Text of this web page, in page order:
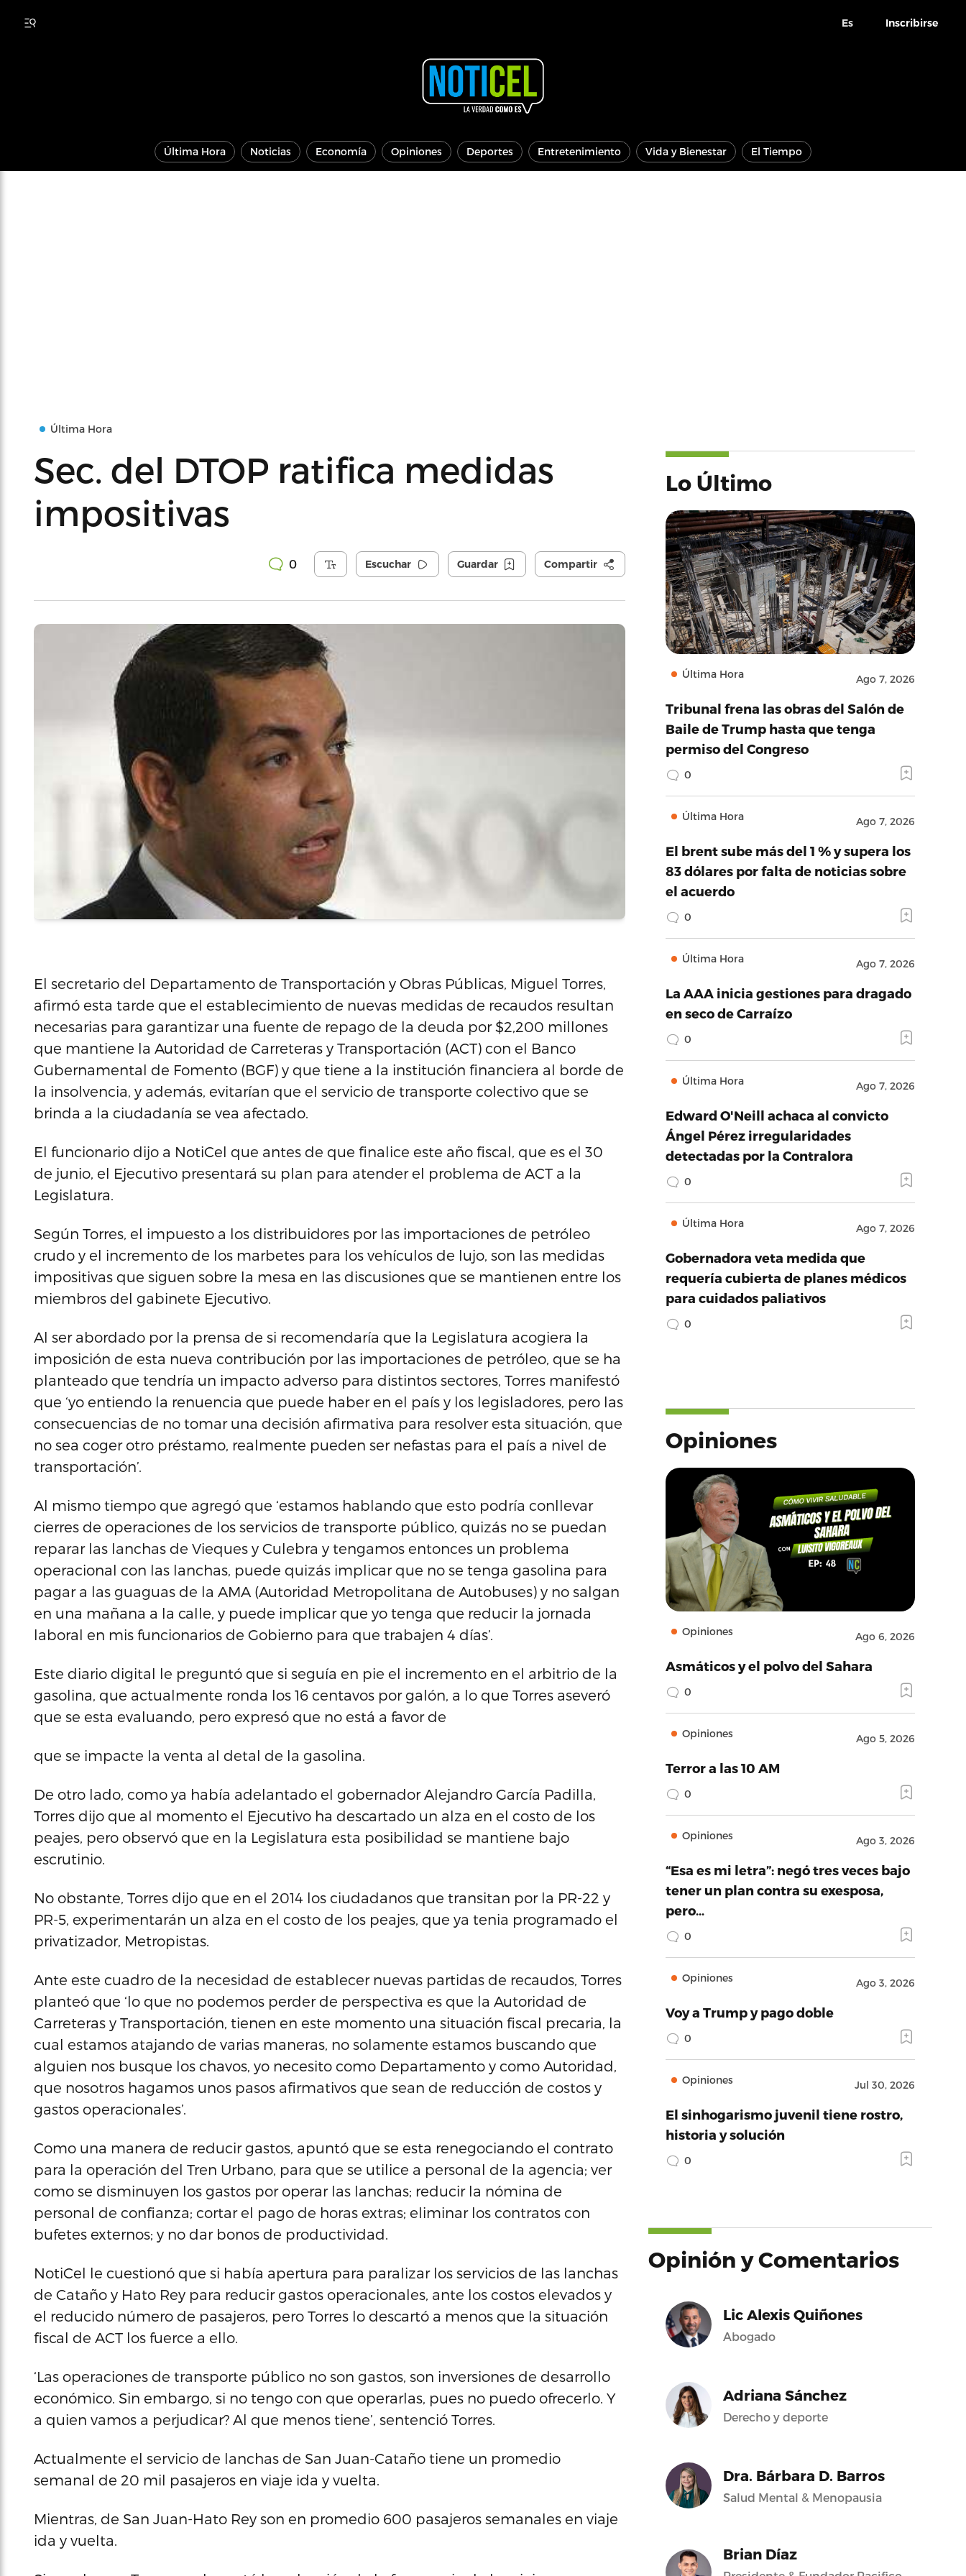
Es Inscribirse
Última Hora Noticias Economía Opiniones Deportes Entretenimiento Vida y Bienestar El Tiempo
Última Hora
Sec. del DTOP ratifica medidas
impositivas
0 Escuchar Guardar Compartir
El secretario del Departamento de Transportación y Obras Públicas, Miguel Torres,
afirmó esta tarde que el establecimiento de nuevas medidas de recaudos resultan
necesarias para garantizar una fuente de repago de la deuda por $2,200 millones
que mantiene la Autoridad de Carreteras y Transportación (ACT) con el Banco
Gubernamental de Fomento (BGF) y que tiene a la institución financiera al borde de
la insolvencia, y además, evitarían que el servicio de transporte colectivo que se
brinda a la ciudadanía se vea afectado.
El funcionario dijo a NotiCel que antes de que finalice este año fiscal, que es el 30
de junio, el Ejecutivo presentará su plan para atender el problema de ACT a la
Legislatura.
Según Torres, el impuesto a los distribuidores por las importaciones de petróleo
crudo y el incremento de los marbetes para los vehículos de lujo, son las medidas
impositivas que siguen sobre la mesa en las discusiones que se mantienen entre los
miembros del gabinete Ejecutivo.
Al ser abordado por la prensa de si recomendaría que la Legislatura acogiera la
imposición de esta nueva contribución por las importaciones de petróleo, que se ha
planteado que tendría un impacto adverso para distintos sectores, Torres manifestó
que ‘yo entiendo la renuencia que puede haber en el país y los legisladores, pero las
consecuencias de no tomar una decisión afirmativa para resolver esta situación, que
no sea coger otro préstamo, realmente pueden ser nefastas para el país a nivel de
transportación’.
Al mismo tiempo que agregó que ‘estamos hablando que esto podría conllevar
cierres de operaciones de los servicios de transporte público, quizás no se puedan
reparar las lanchas de Vieques y Culebra y tengamos entonces un problema
operacional con las lanchas, puede quizás implicar que no se tenga gasolina para
pagar a las guaguas de la AMA (Autoridad Metropolitana de Autobuses) y no salgan
en una mañana a la calle, y puede implicar que yo tenga que reducir la jornada
laboral en mis funcionarios de Gobierno para que trabajen 4 días’.
Este diario digital le preguntó que si seguía en pie el incremento en el arbitrio de la
gasolina, que actualmente ronda los 16 centavos por galón, a lo que Torres aseveró
que se esta evaluando, pero expresó que no está a favor de
que se impacte la venta al detal de la gasolina.
De otro lado, como ya había adelantado el gobernador Alejandro García Padilla,
Torres dijo que al momento el Ejecutivo ha descartado un alza en el costo de los
peajes, pero observó que en la Legislatura esta posibilidad se mantiene bajo
escrutinio.
No obstante, Torres dijo que en el 2014 los ciudadanos que transitan por la PR-22 y
PR-5, experimentarán un alza en el costo de los peajes, que ya tenia programado el
privatizador, Metropistas.
Ante este cuadro de la necesidad de establecer nuevas partidas de recaudos, Torres
planteó que ‘lo que no podemos perder de perspectiva es que la Autoridad de
Carreteras y Transportación, tienen en este momento una situación fiscal precaria, la
cual estamos atajando de varias maneras, no solamente estamos buscando que
alguien nos busque los chavos, yo necesito como Departamento y como Autoridad,
que nosotros hagamos unos pasos afirmativos que sean de reducción de costos y
gastos operacionales’.
Como una manera de reducir gastos, apuntó que se esta renegociando el contrato
para la operación del Tren Urbano, para que se utilice a personal de la agencia; ver
como se disminuyen los gastos por operar las lanchas; reducir la nómina de
personal de confianza; cortar el pago de horas extras; eliminar los contratos con
bufetes externos; y no dar bonos de productividad.
NotiCel le cuestionó que si había apertura para paralizar los servicios de las lanchas
de Cataño y Hato Rey para reducir gastos operacionales, ante los costos elevados y
el reducido número de pasajeros, pero Torres lo descartó a menos que la situación
fiscal de ACT los fuerce a ello.
‘Las operaciones de transporte público no son gastos, son inversiones de desarrollo
económico. Sin embargo, si no tengo con que operarlas, pues no puedo ofrecerlo. Y
a quien vamos a perjudicar? Al que menos tiene’, sentenció Torres.
Actualmente el servicio de lanchas de San Juan-Cataño tiene un promedio
semanal de 20 mil pasajeros en viaje ida y vuelta.
Mientras, de San Juan-Hato Rey son en promedio 600 pasajeros semanales en viaje
ida y vuelta.
Lo Último
Última Hora Ago 7, 2026
Tribunal frena las obras del Salón de
Baile de Trump hasta que tenga
permiso del Congreso
0
Última Hora Ago 7, 2026
El brent sube más del 1 % y supera los
83 dólares por falta de noticias sobre
el acuerdo
0
Última Hora Ago 7, 2026
La AAA inicia gestiones para dragado
en seco de Carraízo
0
Última Hora Ago 7, 2026
Edward O'Neill achaca al convicto
Ángel Pérez irregularidades
detectadas por la Contralora
0
Última Hora Ago 7, 2026
Gobernadora veta medida que
requería cubierta de planes médicos
para cuidados paliativos
0
Opiniones
Opiniones Ago 6, 2026
Asmáticos y el polvo del Sahara
0
Opiniones Ago 5, 2026
Terror a las 10 AM
0
Opiniones Ago 3, 2026
“Esa es mi letra”: negó tres veces bajo
tener un plan contra su exesposa,
pero…
0
Opiniones Ago 3, 2026
Voy a Trump y pago doble
0
Opiniones Jul 30, 2026
El sinhogarismo juvenil tiene rostro,
historia y solución
0
Opinión y Comentarios
Lic Alexis Quiñones
Abogado
Adriana Sánchez
Derecho y deporte
Dra. Bárbara D. Barros
Salud Mental & Menopausia
Brian Díaz